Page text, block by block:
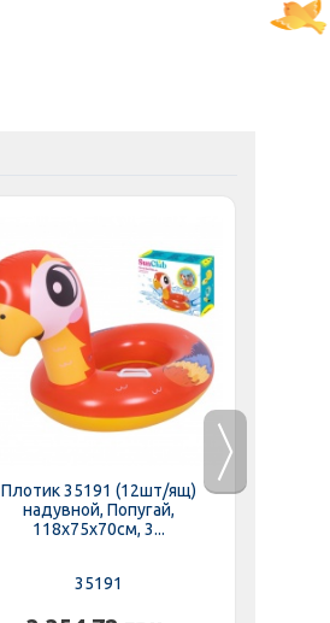
Плотик 35191 (12шт/ящ)
надувной, Попугай,
118х75х70см, 3...
35191